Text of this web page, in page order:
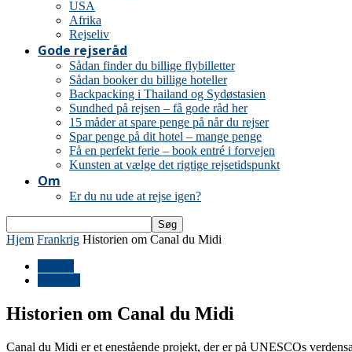
USA
Afrika
Rejseliv
Gode rejseråd
Sådan finder du billige flybilletter
Sådan booker du billige hoteller
Backpacking i Thailand og Sydøstasien
Sundhed på rejsen – få gode råd her
15 måder at spare penge på når du rejser
Spar penge på dit hotel – mange penge
Få en perfekt ferie – book entré i forvejen
Kunsten at vælge det rigtige rejsetidspunkt
Om
Er du nu ude at rejse igen?
Hjem Frankrig Historien om Canal du Midi
Historien om Canal du Midi
Canal du Midi er et enestående projekt, der er på UNESCOs